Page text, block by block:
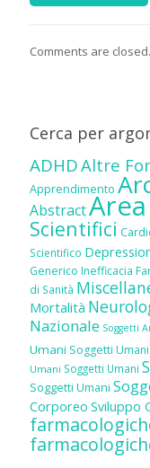
Comments are closed.
Cerca per
ADHDAltre
Apprendimento
Abstract
Scientifici
Scientifico
Generico Inefficacia
di Sanità
Mortalità
Nazionale Soggetti
Umani Soggetti Umani
Umani Soggetti Umani
Soggetti Umani
Corporeo Sviluppo